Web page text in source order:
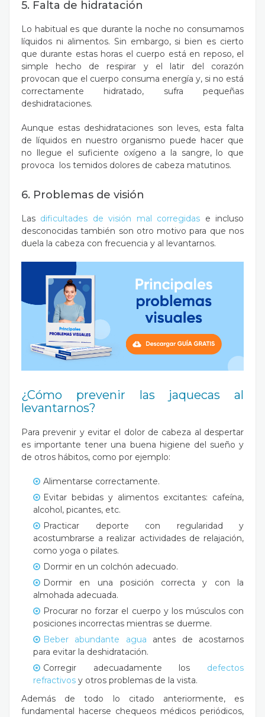
5. Falta de hidratación
Lo habitual es que durante la noche no consumamos
líquidos ni alimentos. Sin embargo, si bien es cierto
que durante estas horas el cuerpo está en reposo, el
simple hecho de respirar y el latir del corazón
provocan que el cuerpo consuma energía y, si no está
correctamente hidratado, sufra pequeñas
deshidrataciones.
Aunque estas deshidrataciones son leves, esta falta
de líquidos en nuestro organismo puede hacer que
no llegue el suficiente oxígeno a la sangre, lo que
provoca los temidos dolores de cabeza matutinos.
6. Problemas de visión
Las dificultades de visión mal corregidas e incluso
desconocidas también son otro motivo para que nos
duela la cabeza con frecuencia y al levantarnos.
¿Cómo prevenir las jaquecas al
levantarnos?
Para prevenir y evitar el dolor de cabeza al despertar
es importante tener una buena higiene del sueño y
de otros hábitos, como por ejemplo:
Alimentarse correctamente.
Evitar bebidas y alimentos excitantes: cafeína,
alcohol, picantes, etc.
Practicar deporte con regularidad y
acostumbrarse a realizar actividades de relajación,
como yoga o pilates.
Dormir en un colchón adecuado.
Dormir en una posición correcta y con la
almohada adecuada.
Procurar no forzar el cuerpo y los músculos con
posiciones incorrectas mientras se duerme.
Beber abundante agua antes de acostarnos
para evitar la deshidratación.
Corregir adecuadamente los defectos
refractivos y otros problemas de la vista.
Además de todo lo citado anteriormente, es
fundamental hacerse chequeos médicos periódicos,